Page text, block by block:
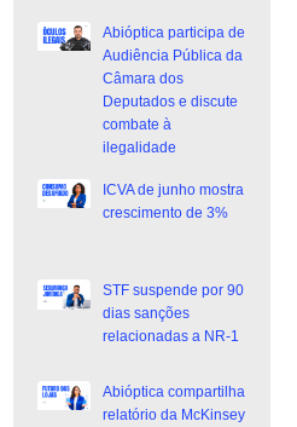
Abióptica participa de
Audiência Pública da
Câmara dos
Deputados e discute
combate à
ilegalidade
ICVA de junho mostra
crescimento de 3%
STF suspende por 90
dias sanções
relacionadas a NR-1
Abióptica compartilha
relatório da McKinsey